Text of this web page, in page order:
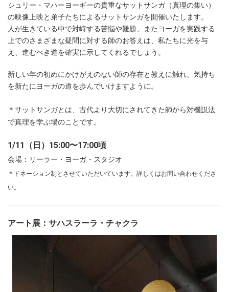
シュリー・マハーヨーギーの貴重なサットサンガ（真理の集い）
の映像上映と弟子たちによるサットサンガを開催いたします。
人が生きている中で対峙する苦悩や難題、またヨーガを実践する
上でのさまざまな疑問に対する師のお答えは、私たちに光を与
え、進むべき道を確実に示してくれるでしょう。
新しい年の初めにかけがえのない師の存在と教えに触れ、気持ち
を新たにヨーガの道を歩んでいけますように。
＊ サットサンガとは、古代より大切にされてきた師から対機説法
で真理を学ぶ場のことです。
1/11（日）15:00〜17:00頃
会場：リーラー・ヨーガ・スタジオ
＊ドネーション制とさせていただいています。詳しくはお問い合わせくださ
い。
アート展：サハスラーラ・チャクラ